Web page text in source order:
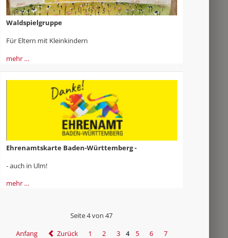
Waldspielgruppe
Für Eltern mit Kleinkindern
mehr …
Ehrenamtskarte Baden-Württemberg -
- auch in Ulm!
mehr …
Seite 4 von 47
Anfang
Zurück 1 2 3 4 5 6 7